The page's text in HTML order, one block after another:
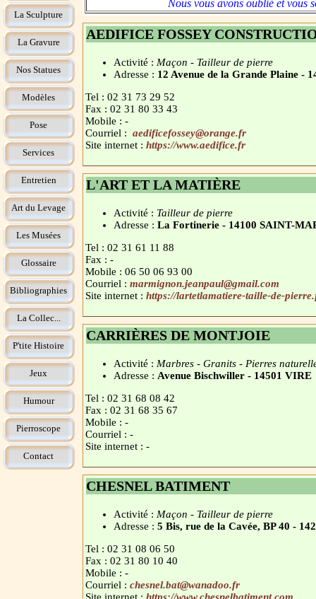
La Sculpture
La Gravure
Nos Statues
Modèles
Pose
Services
Entretien
Art du Levage
Les Musées
Glossaire
Bibliographies
La Collec...
P'tite Histoire
Jeux
Humour
Pierroscope
Contact
Nous vous avons oublié et vous
AEDIFICE FOSSEY
Activité : Maçon - Tailleur de pierre
Adresse : 12 Avenue de la Grande Plaine -
Tel : 02 31 73 29 52
Fax : 02 31 80 33 43
Mobile : -
Courriel : aedificefossey@orange.fr
Site internet : https://www.aedifice.fr
L'ART ET LA MATIÈRE
Activité : Tailleur de pierre
Adresse : La Fortinerie - 14100 SAINT-
Tel : 02 31 61 11 88
Fax : -
Mobile : 06 50 06 93 00
Courriel : marmignon.jeanpaul@gmail.com
Site internet : https://lartetlamatiere-taille-de-
CARRIÈRES DE MONTJOIE
Activité : Marbres - Granits - Pierres
Adresse : Avenue Bischwiller - 14501 VIRE
Tel : 02 31 68 08 42
Fax : 02 31 68 35 67
Mobile : -
Courriel : -
Site internet : -
CHESNEL BATIMENT
Activité : Maçon - Tailleur de pierre
Adresse : 5 Bis, rue de la Cavée, BP 40 -
Tel : 02 31 08 06 50
Fax : 02 31 80 10 40
Mobile : -
Courriel : chesnel.bat@wanadoo.fr